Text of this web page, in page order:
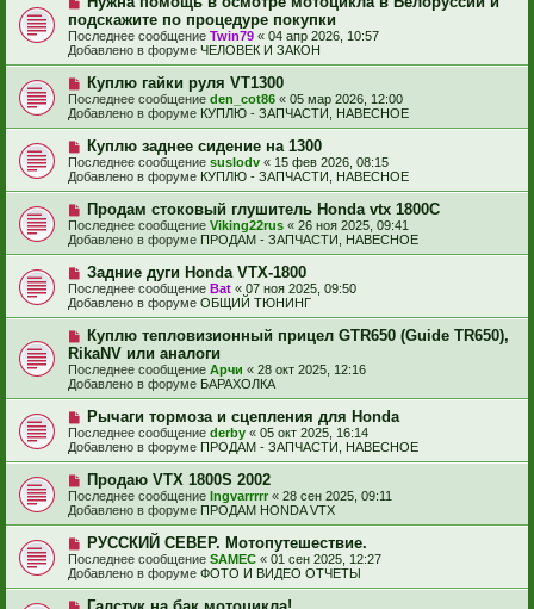
е
н
и
е
с
о
о
б
щ
е
и
е
в
о
е
с
о
б
щ
е
и
е
подскажите по процедуре покупки
Последнее сообщение Twin79 « 04 апр 2026, 10:57
Добавлено в форуме ЧЕЛОВЕК И ЗАКОН
Н
о
в
е
с
о
о
б
щ
е
н
и
е
Куплю гайки руля VT1300
Последнее сообщение den_cot86 « 05 мар 2026, 12:00
Добавлено в форуме КУПЛЮ - ЗАПЧАСТИ, НАВЕСНОЕ
Н
о
в
е
с
о
о
б
щ
е
н
и
е
Куплю заднее сидение на 1300
Последнее сообщение suslodv « 15 фев 2026, 08:15
Добавлено в форуме КУПЛЮ - ЗАПЧАСТИ, НАВЕСНОЕ
Н
о
в
е
с
о
о
б
щ
е
и
е
Продам стоковый глушитель Honda vtx 1800C
Последнее сообщение Viking22rus « 26 ноя 2025, 09:41
Добавлено в форуме ПРОДАМ - ЗАПЧАСТИ, НАВЕСНОЕ
Н
о
в
е
с
о
о
б
щ
е
и
е
Задние дуги Honda VTX-1800
Последнее сообщение Bat « 07 ноя 2025, 09:50
Добавлено в форуме ОБЩИЙ ТЮНИНГ
Н
о
в
о
е
с
о
б
щ
е
и
е
Куплю тепловизионный прицел GTR650 (Guide TR650),
RikaNV или аналоги
Последнее сообщение Арчи « 28 окт 2025, 12:16
Добавлено в форуме БАРАХОЛКА
Н
о
в
е
с
о
о
б
щ
е
н
и
е
Рычаги тормоза и сцепления для Honda
Последнее сообщение derby « 05 окт 2025, 16:14
Добавлено в форуме ПРОДАМ - ЗАПЧАСТИ, НАВЕСНОЕ
Н
о
в
е
с
о
о
б
щ
Продаю VTX 1800S 2002
Последнее сообщение Ingvarrrrr « 28 сен 2025, 09:11
Добавлено в форуме ПРОДАМ HONDA VTX
Н
о
в
е
РУССКИЙ СЕВЕР. Мотопутешествие.
Последнее сообщение SAMEC « 01 сен 2025, 12:27
Добавлено в форуме ФОТО И ВИДЕО ОТЧЕТЫ
Н